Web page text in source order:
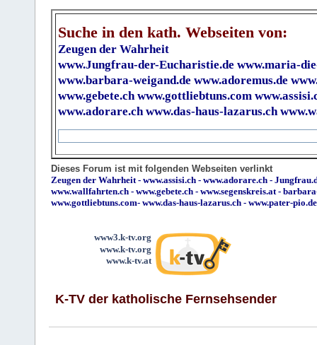
Suche in den kath. Webseiten von:
Zeugen der Wahrheit
www.Jungfrau-der-Eucharistie.de www.maria-
www.barbara-weigand.de www.adoremus.de
www.gebete.ch www.gottliebtuns.com
www.adorare.ch www.das-haus-lazarus.ch
Dieses Forum ist mit folgenden Webseiten verlinkt
Zeugen der Wahrheit - www.assisi.ch - www.adorare.ch -
www.wallfahrten.ch - www.gebete.ch - www.segenskreis.at -
www.gottliebtuns.com- www.das-haus-lazarus.ch - www.pater-pio.de
www3.k-tv.org
www.k-tv.org
www.k-tv.at
K-TV der katholische Fernsehsender